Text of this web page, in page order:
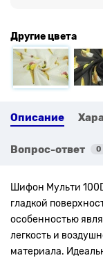
Другие цвета
Описание
Вопрос-ответ 0
Шифон Мульти
гладкой
особенностью
легкость и
материала.